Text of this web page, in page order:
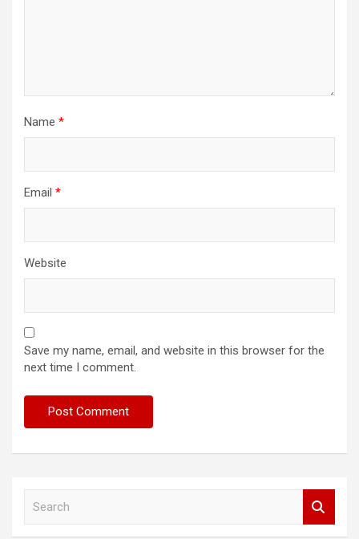
Name *
Email *
Website
Save my name, email, and website in this browser for the
next time I comment.